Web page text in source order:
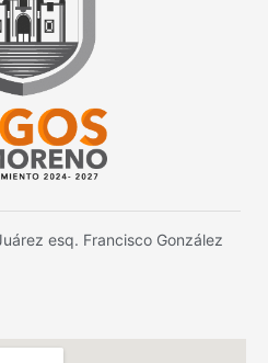
esq. Francisco González